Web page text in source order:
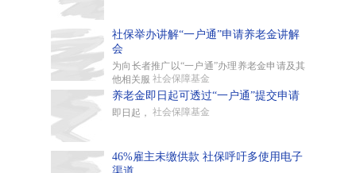
社保举办讲解“一户通”申请养老金讲解
会
为向长者推广以“一户通”办理养老金申请及其
他相关服 社会保障基金
养老金即日起可透过“一户通”提交申请
即日起， 社会保障基金
46%雇主未缴供款 社保呼吁多使用电子